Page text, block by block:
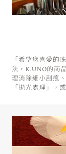
「希望您喜愛的
法，K.UNO的商
理消除細小刮痕
「拋光處理」，